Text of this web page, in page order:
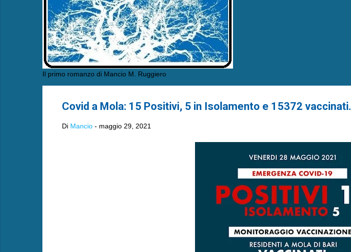
Il primo romanzo di Mancio M. Ruggiero
Covid a Mola: 15 Positivi, 5 in Isolamento e 15372 vaccinati.
Di Mancio - maggio 29, 2021